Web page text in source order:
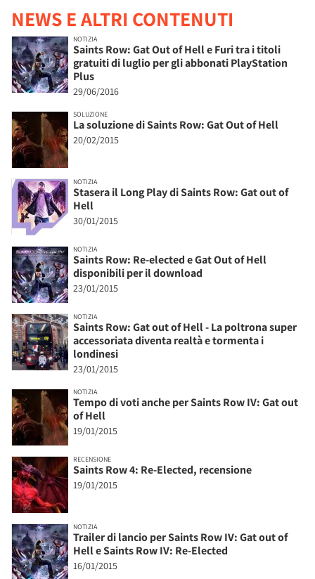
NEWS E ALTRI CONTENUTI
NOTIZIA
Saints Row: Gat Out of Hell e Furi tra i titoli
gratuiti di luglio per gli abbonati PlayStation
Plus
29/06/2016
SOLUZIONE
La soluzione di Saints Row: Gat Out of Hell
20/02/2015
NOTIZIA
Stasera il Long Play di Saints Row: Gat out of
Hell
30/01/2015
NOTIZIA
Saints Row: Re-elected e Gat Out of Hell
disponibili per il download
23/01/2015
NOTIZIA
Saints Row: Gat out of Hell - La poltrona super
accessoriata diventa realtà e tormenta i
londinesi
23/01/2015
NOTIZIA
Tempo di voti anche per Saints Row IV: Gat out
of Hell
19/01/2015
RECENSIONE
Saints Row 4: Re-Elected, recensione
19/01/2015
NOTIZIA
Trailer di lancio per Saints Row IV: Gat out of
Hell e Saints Row IV: Re-Elected
16/01/2015